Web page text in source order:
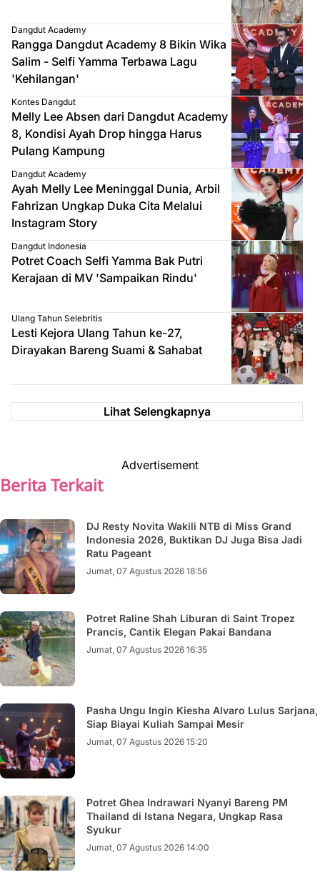
Dangdut Academy
Rangga Dangdut Academy 8 Bikin Wika
Salim - Selfi Yamma Terbawa Lagu
'Kehilangan'
Kontes Dangdut
Melly Lee Absen dari Dangdut Academy
8, Kondisi Ayah Drop hingga Harus
Pulang Kampung
Dangdut Academy
Ayah Melly Lee Meninggal Dunia, Arbil
Fahrizan Ungkap Duka Cita Melalui
Instagram Story
Dangdut Indonesia
Potret Coach Selfi Yamma Bak Putri
Kerajaan di MV 'Sampaikan Rindu'
Ulang Tahun Selebritis
Lesti Kejora Ulang Tahun ke-27,
Dirayakan Bareng Suami & Sahabat
Lihat Selengkapnya
Advertisement
Berita Terkait
DJ Resty Novita Wakili NTB di Miss Grand
Indonesia 2026, Buktikan DJ Juga Bisa Jadi
Ratu Pageant
Jumat, 07 Agustus 2026 18:56
Potret Raline Shah Liburan di Saint Tropez
Prancis, Cantik Elegan Pakai Bandana
Jumat, 07 Agustus 2026 16:35
Pasha Ungu Ingin Kiesha Alvaro Lulus Sarjana,
Siap Biayai Kuliah Sampai Mesir
Jumat, 07 Agustus 2026 15:20
Potret Ghea Indrawari Nyanyi Bareng PM
Thailand di Istana Negara, Ungkap Rasa
Syukur
Jumat, 07 Agustus 2026 14:00